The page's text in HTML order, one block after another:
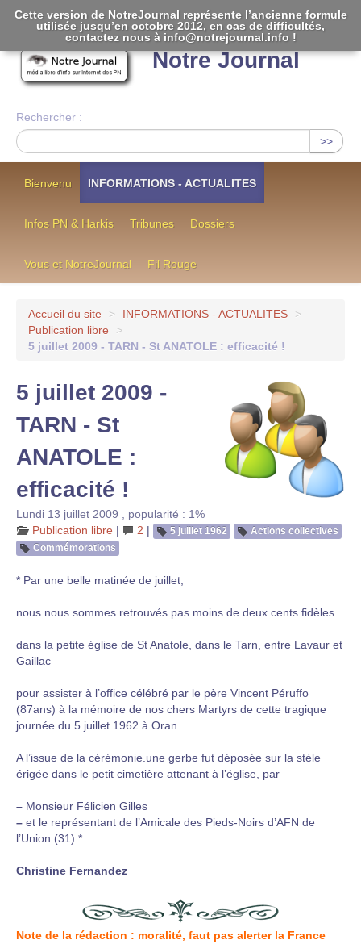
Notre Journal
Rechercher :
>>
Bienvenu INFORMATIONS - ACTUALITES
Infos PN & Harkis Tribunes Dossiers
Vous et NotreJournal Fil Rouge
Accueil du site > INFORMATIONS - ACTUALITES
>
Publication libre
>
5 juillet 2009 - TARN - St ANATOLE : efficacité !
5 juillet 2009 -
TARN - St
ANATOLE :
efficacité !
Lundi 13 juillet 2009
popularité : 1%
Publication libre | 2 | 5 juillet 1962
Actions collectives
Commémorations
* Par une belle matinée de juillet,
nous nous sommes retrouvés pas moins de deux cents fidèles
dans la petite église de St Anatole, dans le Tarn, entre Lavaur et
Gaillac
pour assister à l’office célébré par le père Vincent Péruffo
(87ans) à la mémoire de nos chers Martyrs de cette tragique
journée du 5 juillet 1962 à Oran.
A l’issue de la cérémonie.une gerbe fut déposée sur la stèle
érigée dans le petit cimetière attenant à l’église, par
– Monsieur Félicien Gilles
– et le représentant de l’Amicale des Pieds-Noirs d’AFN de
l’Union (31).*
Christine Fernandez
Note de la rédaction : moralité, faut pas alerter la France
Cette version de NotreJournal représente l’ancienne formule
utilisée jusqu’en octobre 2012, en cas de difficultés,
contactez nous à info@notrejournal.info !